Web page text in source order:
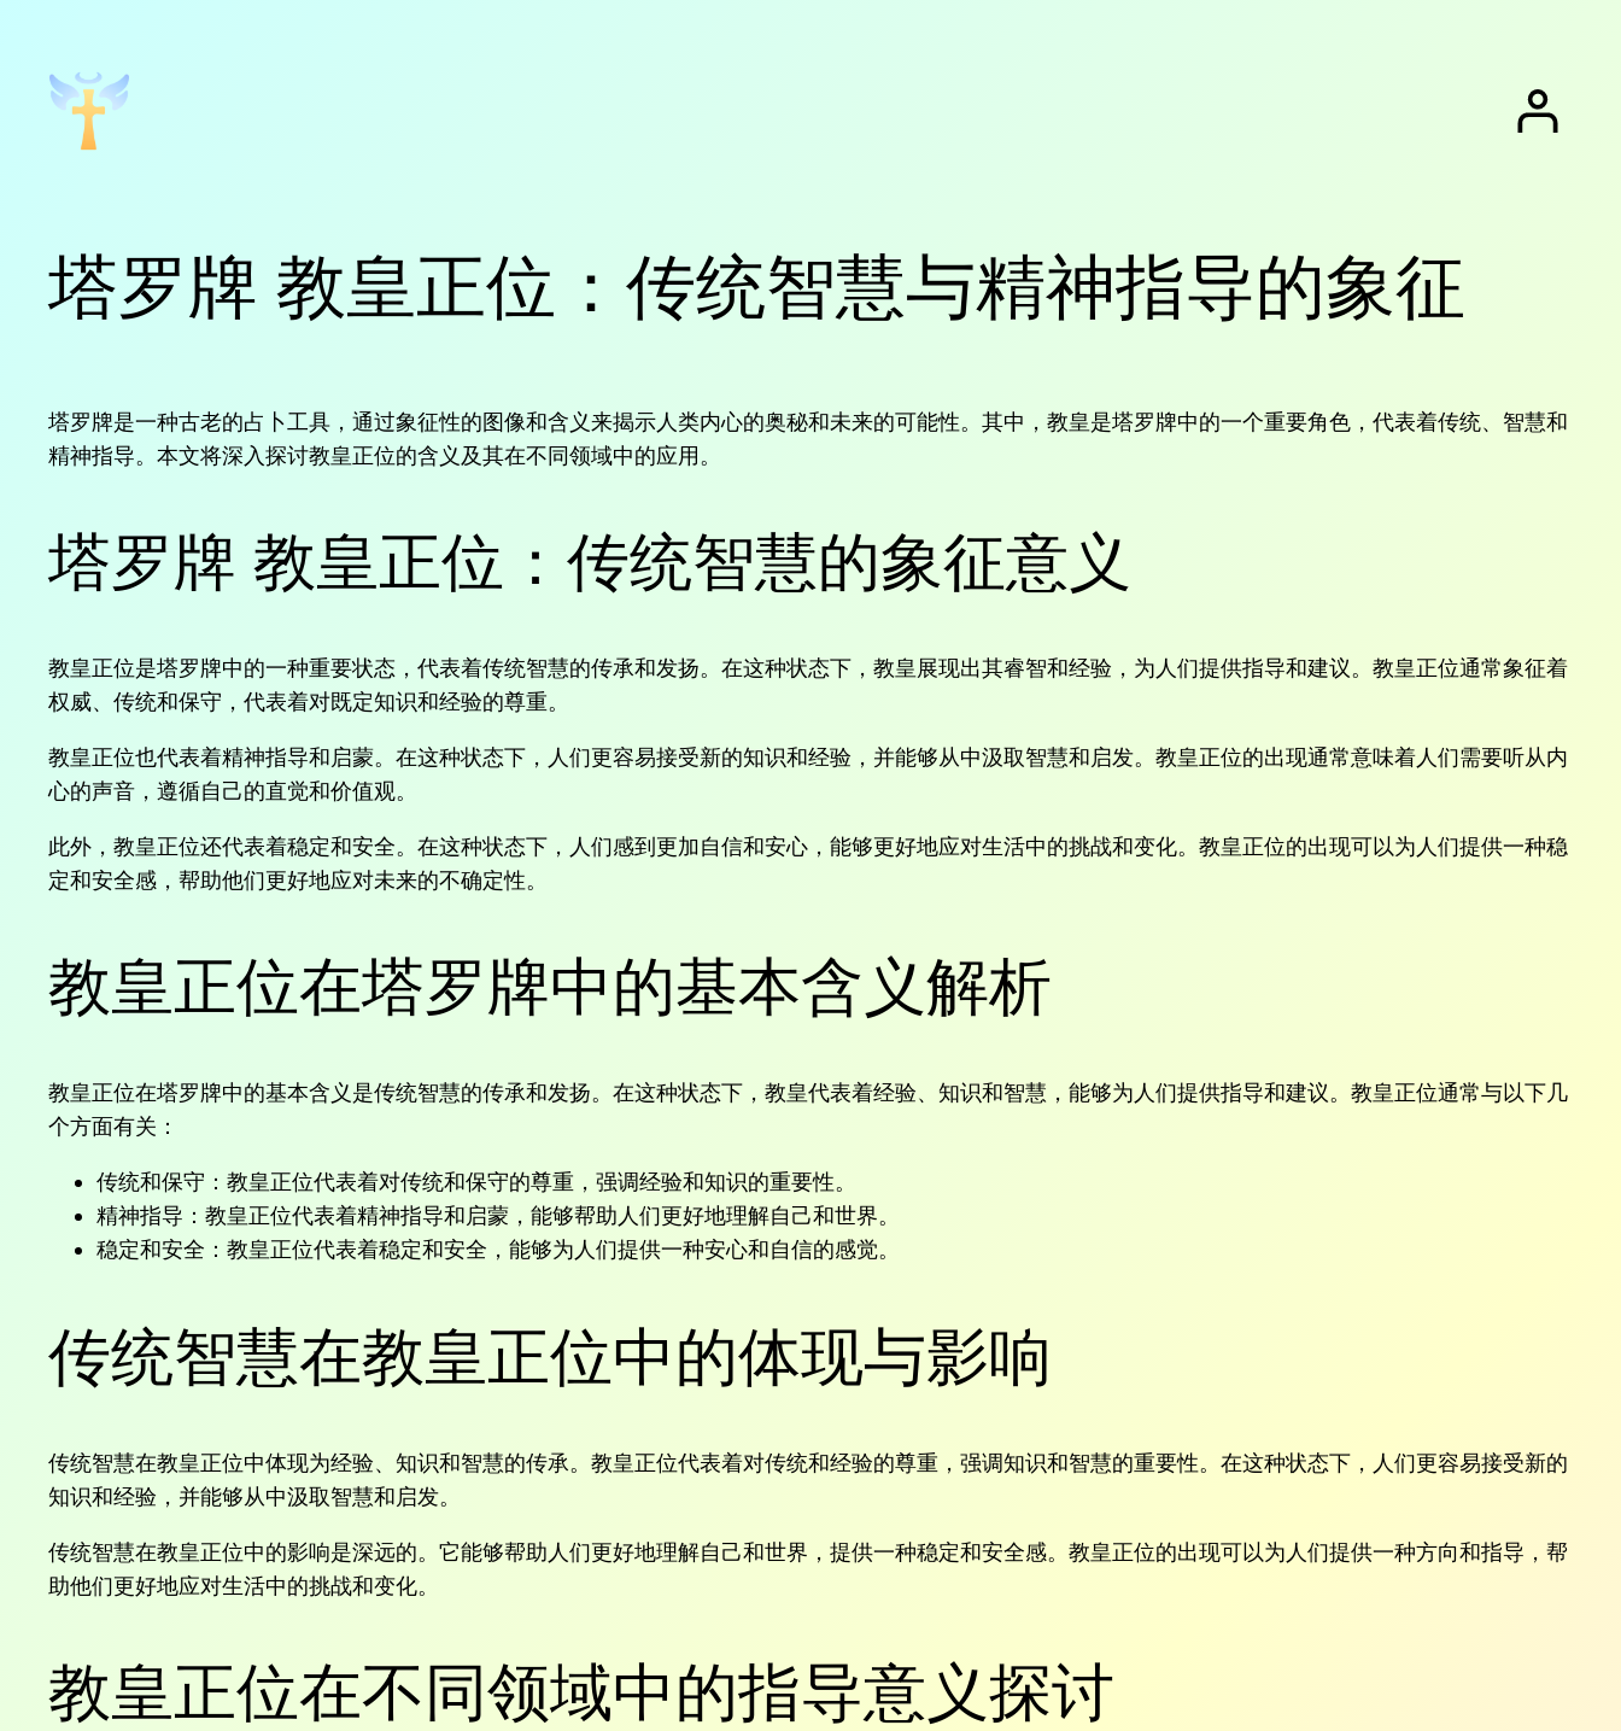
塔罗牌 教皇正位：传统智慧与精神指导的象征
塔罗牌是一种古老的占卜工具，通过象征性的图像和含义来揭示人类内心的奥秘和未来的可能性。其中，教皇是塔罗牌中的一个重要角色，代表着传统、智慧和
精神指导。本文将深入探讨教皇正位的含义及其在不同领域中的应用。
塔罗牌 教皇正位：传统智慧的象征意义
教皇正位是塔罗牌中的一种重要状态，代表着传统智慧的传承和发扬。在这种状态下，教皇展现出其睿智和经验，为人们提供指导和建议。教皇正位通常象征着
权威、传统和保守，代表着对既定知识和经验的尊重。
教皇正位也代表着精神指导和启蒙。在这种状态下，人们更容易接受新的知识和经验，并能够从中汲取智慧和启发。教皇正位的出现通常意味着人们需要听从内
心的声音，遵循自己的直觉和价值观。
此外，教皇正位还代表着稳定和安全。在这种状态下，人们感到更加自信和安心，能够更好地应对生活中的挑战和变化。教皇正位的出现可以为人们提供一种稳
定和安全感，帮助他们更好地应对未来的不确定性。
教皇正位在塔罗牌中的基本含义解析
教皇正位在塔罗牌中的基本含义是传统智慧的传承和发扬。在这种状态下，教皇代表着经验、知识和智慧，能够为人们提供指导和建议。教皇正位通常与以下几
个方面有关：
传统和保守：教皇正位代表着对传统和保守的尊重，强调经验和知识的重要性。
精神指导：教皇正位代表着精神指导和启蒙，能够帮助人们更好地理解自己和世界。
稳定和安全：教皇正位代表着稳定和安全，能够为人们提供一种安心和自信的感觉。
传统智慧在教皇正位中的体现与影响
传统智慧在教皇正位中体现为经验、知识和智慧的传承。教皇正位代表着对传统和经验的尊重，强调知识和智慧的重要性。在这种状态下，人们更容易接受新的
知识和经验，并能够从中汲取智慧和启发。
传统智慧在教皇正位中的影响是深远的。它能够帮助人们更好地理解自己和世界，提供一种稳定和安全感。教皇正位的出现可以为人们提供一种方向和指导，帮
助他们更好地应对生活中的挑战和变化。
教皇正位在不同领域中的指导意义探讨